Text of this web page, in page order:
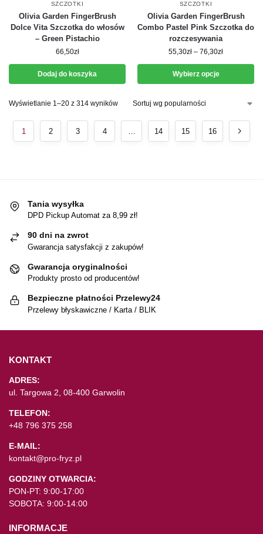
SZCZOTKI
Olivia Garden FingerBrush
Dolce Vita Szczotka do włosów
– Green Pistachio
66,50zł
Dodaj do koszyka
SZCZOTKI
Olivia Garden FingerBrush
Combo Pastel Pink Szczotka do
rozczesywania
55,30zł – 76,30zł
Wybierz opcje
Wyświetlanie 1–20 z 314 wyników
1 2 3 4 … 14 15 16
Tania wysyłka
DPD Pickup Automat za 8,99 zł!
90 dni na zwrot
Gwarancja satysfakcji z zakupów!
Gwarancja oryginalności
Produkty prosto od producentów!
Bezpieczne płatności Przelewy24
Przelewy błyskawiczne / Karta / BLIK
KONTAKT
ADRES:
ul. Targowa 2, 08-400 Garwolin
TELEFON:
+48 796 375 258
E-MAIL:
kontakt@pro-fryz.pl
GODZINY OTWARCIA:
PON-PT: 9:00-17:00
SOBOTA: 9:00-14:00
INFORMACJE